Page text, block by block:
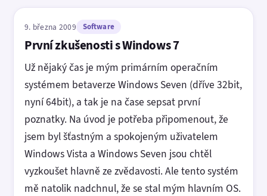
9. března 2009 Software
První zkušenosti s Windows 7
Už nějaký čas je mým primárním operačním
systémem betaverze Windows Seven (dříve 32bit,
nyní 64bit), a tak je na čase sepsat první
poznatky. Na úvod je potřeba připomenout, že
jsem byl šťastným a spokojeným uživatelem
Windows Vista a Windows Seven jsou chtěl
vyzkoušet hlavně ze zvědavosti. Ale tento systém
mě natolik nadchnul, že se stal mým hlavním OS.